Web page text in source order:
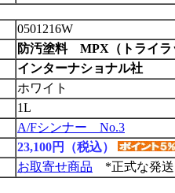
0501216W
防汚塗料 MPX（トライ
インターナショナル社
ホワイト
1L
A/Fシンナー No.3
23,100円（税込）
お取寄せ商品 *正式な発送